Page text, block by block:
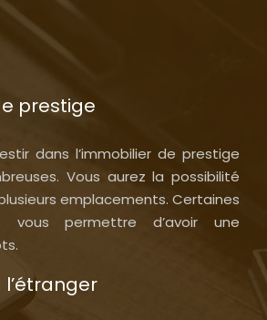
prestige
dans l’immobilier de prestige
Vous aurez la possibilité
emplacements. Certaines
vous permettre d’avoir une